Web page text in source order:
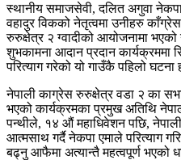
स्थानीय समाजसेवी, दलित अगुवा
वहादुर विकको नेतृत्वमा उनीहरु
रुरुक्षेत्र २ ग्वादीको आयोजनामा
शुभकामना आदान प्रदान कार्यक्रममा
परित्याग गरेको यो गाउँकै पहिलो घटना
नेपाली काग्रेस रुरुक्षेत्र वडा २ का
भएको कार्यक्रमका प्रमुख अतिथि
पन्थीले, १४ औं महाधिवेशन पछि,
आत्मसाथ गर्दै नेकपा एमाले परित्याग
बढ्नु आफैमा अत्यान्तै महत्वपूर्ण भएको